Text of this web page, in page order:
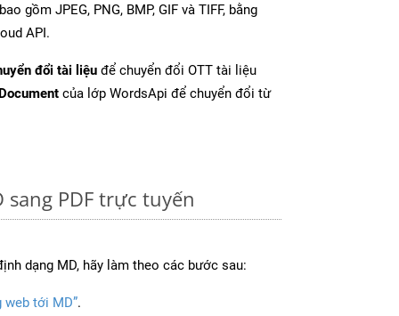
gồm JPEG, PNG, BMP, GIF và TIFF, bằng
API.
đổi tài liệu để chuyển đổi OTT tài liệu
của lớp WordsApi để chuyển đổi từ
PDF trực tuyến
dạng MD, hãy làm theo các bước sau:
web tới MD”.